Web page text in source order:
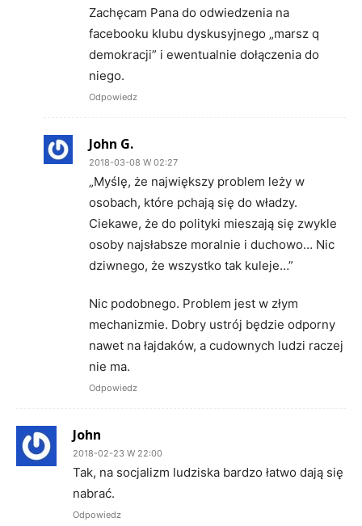
Zachęcam Pana do odwiedzenia na
facebooku klubu dyskusyjnego „marsz q
demokracji” i ewentualnie dołączenia do
niego.
Odpowiedz
John G.
2018-03-08 W 02:27
„Myślę, że największy problem leży w
osobach, które pchają się do władzy.
Ciekawe, że do polityki mieszają się zwykle
osoby najsłabsze moralnie i duchowo… Nic
dziwnego, że wszystko tak kuleje…”
Nic podobnego. Problem jest w złym
mechanizmie. Dobry ustrój będzie odporny
nawet na łajdaków, a cudownych ludzi raczej
nie ma.
Odpowiedz
John
2018-02-23 W 22:00
Tak, na socjalizm ludziska bardzo łatwo dają się
nabrać.
Odpowiedz